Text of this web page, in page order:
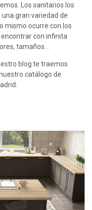
Los sanitarios los
gran variedad de
mismo ocurre con los
con infinita
tamaños…
blog te traemos
catálogo de